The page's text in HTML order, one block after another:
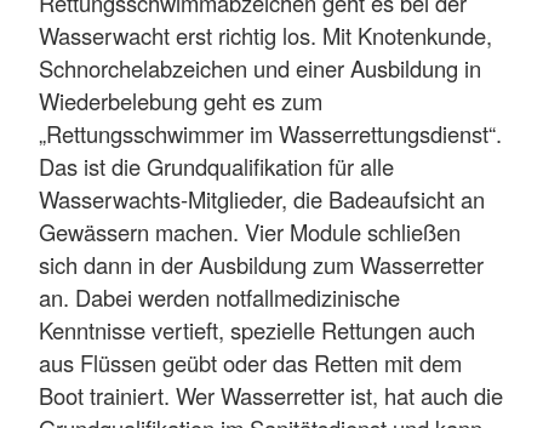
Wasserwacht erst richtig los. Mit Knotenkunde,
Schnorchelabzeichen und einer Ausbildung in
Wiederbelebung geht es zum
„Rettungsschwimmer im Wasserrettungsdienst“.
Das ist die Grundqualifikation für alle
Wasserwachts-Mitglieder, die Badeaufsicht an
Gewässern machen. Vier Module schließen
sich dann in der Ausbildung zum Wasserretter
an. Dabei werden notfallmedizinische
Kenntnisse vertieft, spezielle Rettungen auch
aus Flüssen geübt oder das Retten mit dem
Boot trainiert. Wer Wasserretter ist, hat auch die